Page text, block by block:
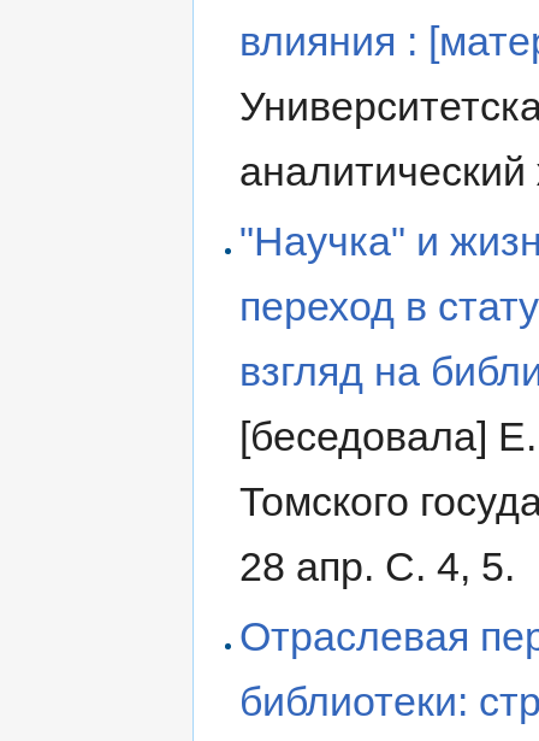
влияния :
"Научка" и
переход в
взгляд на
[беседовала]
Томского
28 апр. С. 4, 5.
Отраслевая
библиотеки: